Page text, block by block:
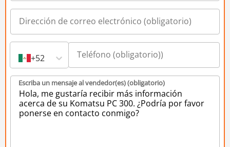
+52
Escriba un mensaje al vendedor(es) (obligatorio)